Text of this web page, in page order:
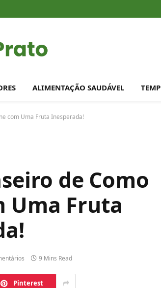
ALIMENTAÇÃO SAUDÁVEL
com Uma Fruta Inesperada!
de Como
Uma Fruta
9 Mins Read
Pinterest